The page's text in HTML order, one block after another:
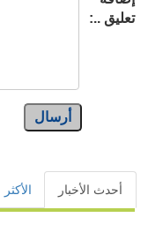
تعليق ..:
أرسال
أحدث الأخبار